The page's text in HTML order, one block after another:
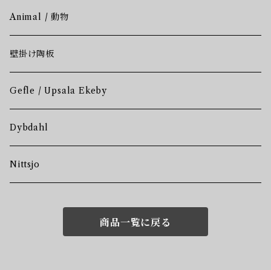
Animal / 動物
壁掛け陶板
Gefle / Upsala Ekeby
Dybdahl
Nittsjo
商品一覧に戻る